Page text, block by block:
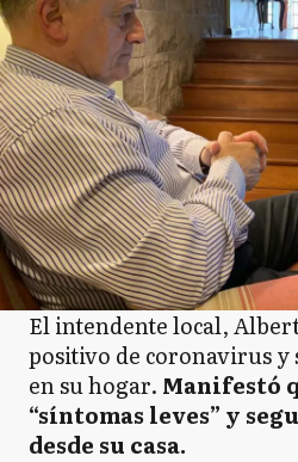
El intendente local,
positivo de coronavirus y
en su hogar. Manifestó
“síntomas leves” y
desde su casa.